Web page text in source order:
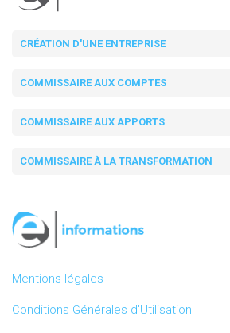
CRÉATION D'UNE ENTREPRISE
COMMISSAIRE AUX COMPTES
COMMISSAIRE AUX APPORTS
COMMISSAIRE À LA TRANSFORMATION
Mentions légales
Conditions Générales d’Utilisation